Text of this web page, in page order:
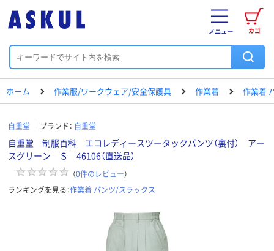
カゴ
メニュー
ホーム 作業服/ワークウェア/安全保護具 作業着 作業着
自重堂 ブランド： 自重堂
自重堂 制服百科 エコレディースツータックパンツ（裏付） アー
スグリーン Ｓ 46106（直送品）
（0件のレビュー）
ランキングを見る：作業着 パンツ/スラックス